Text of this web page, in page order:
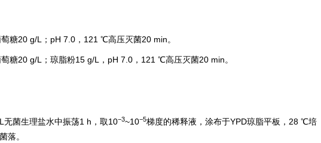
糖20 g/L；pH 7.0，121 ℃高压灭菌20 min。
糖20 g/L；琼脂粉15 g/L，pH 7.0，121 ℃高压灭菌20 min。
无菌生理盐水中振荡1 h，取10−3~10−5梯度的稀释液，涂布于YPD琼脂平板，28 ℃培
落。